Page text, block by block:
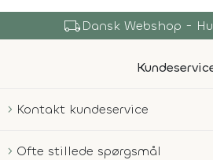
local_shippingDansk Webshop -
Kontakt kundeservice
Ofte stillede spørgsmål